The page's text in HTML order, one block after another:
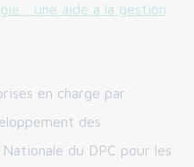
: une aide à la gestion
en charge par
des
du DPC pour les